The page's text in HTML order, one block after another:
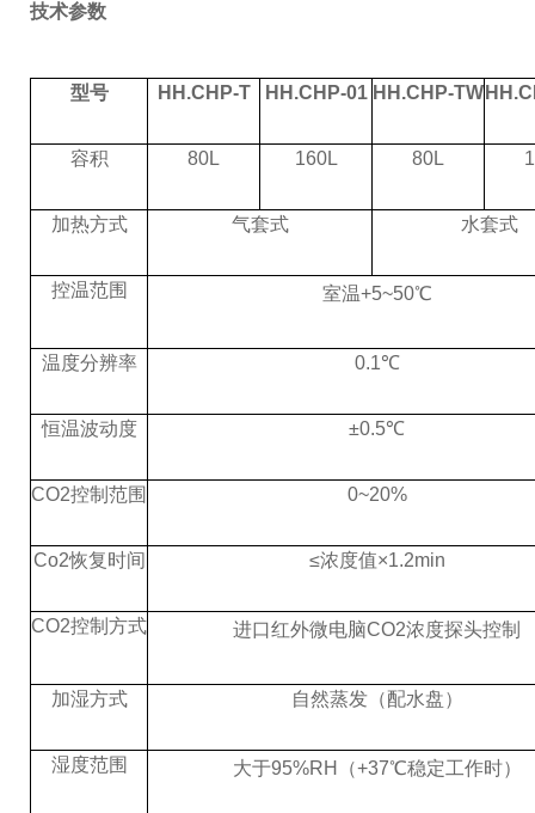
技术参数
型号 HH.CHP-T HH.CHP-01 HH.CHP-TW
容积 80L 160L 80L
加热方式 气套式 水套式
控温范围 室温+5~50℃
温度分辨率 0.1℃
恒温波动度 ±0.5℃
CO2控制范围 0~20%
Co2恢复时间 ≤浓度值×1.2min
CO2控制方式 进口红外微电脑CO2浓度探头控制
加湿方式 自然蒸发（配水盘）
湿度范围 大于95%RH（+37℃稳定工作时）